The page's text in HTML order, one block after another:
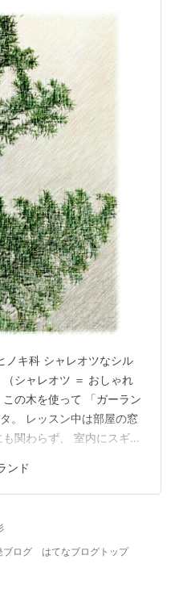
ノキ科 シャレオツなシル
シャレオツ ＝ おしゃれ
の木を使って 「ガーラン
。 レッスン中は部屋の窓
関わらず、 室内にスギの
をあけていても 寒さは
気温が低くないのか？ 集
みに上着は脱いでいま
んでいる地域では 週末
ンド
ブログ
はてなブログトップ